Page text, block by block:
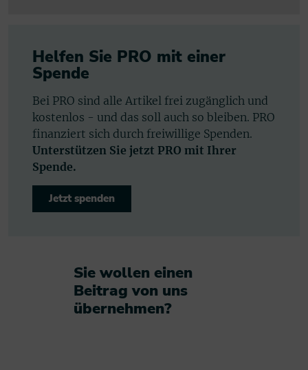
Helfen Sie PRO mit einer
Spende
Bei PRO sind alle Artikel frei zugänglich und
kostenlos - und das soll auch so bleiben. PRO
finanziert sich durch freiwillige Spenden.
Unterstützen Sie jetzt PRO mit Ihrer
Spende.
Jetzt spenden
Sie wollen einen
Beitrag von uns
übernehmen?​